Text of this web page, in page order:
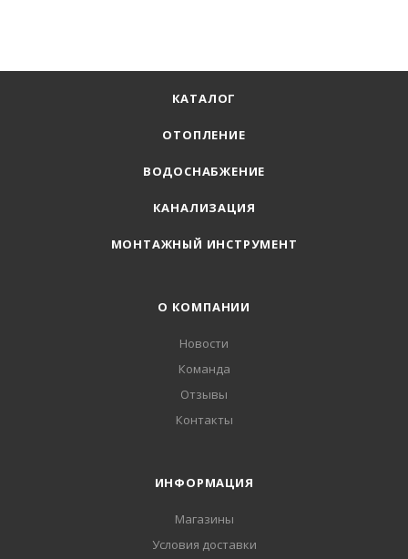
КАТАЛОГ
ОТОПЛЕНИЕ
ВОДОСНАБЖЕНИЕ
КАНАЛИЗАЦИЯ
МОНТАЖНЫЙ ИНСТРУМЕНТ
О КОМПАНИИ
Новости
Команда
Отзывы
Контакты
ИНФОРМАЦИЯ
Магазины
Условия доставки